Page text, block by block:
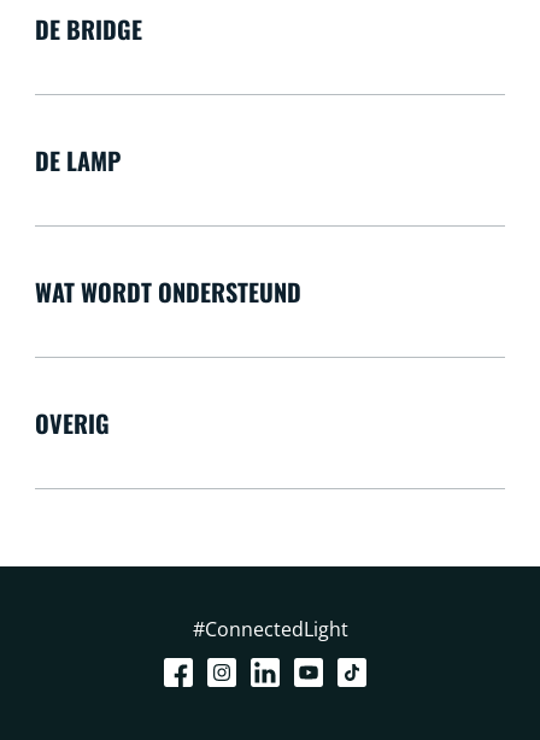
DE BRIDGE
DE LAMP
WAT WORDT ONDERSTEUND
OVERIG
#ConnectedLight